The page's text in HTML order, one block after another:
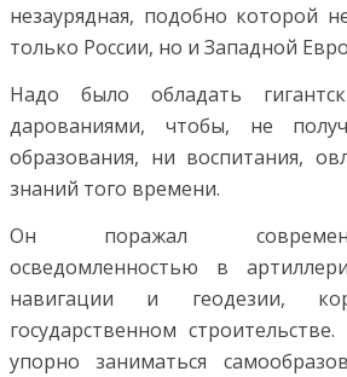
незаурядная, подобно которой
только России, но и Западной
Надо было обладать
дарованиями, чтобы, не
образования, ни воспитания,
знаний того времени.
Он поражал
осведомленностью в
навигации и геодезии,
государственном
упорно заниматься